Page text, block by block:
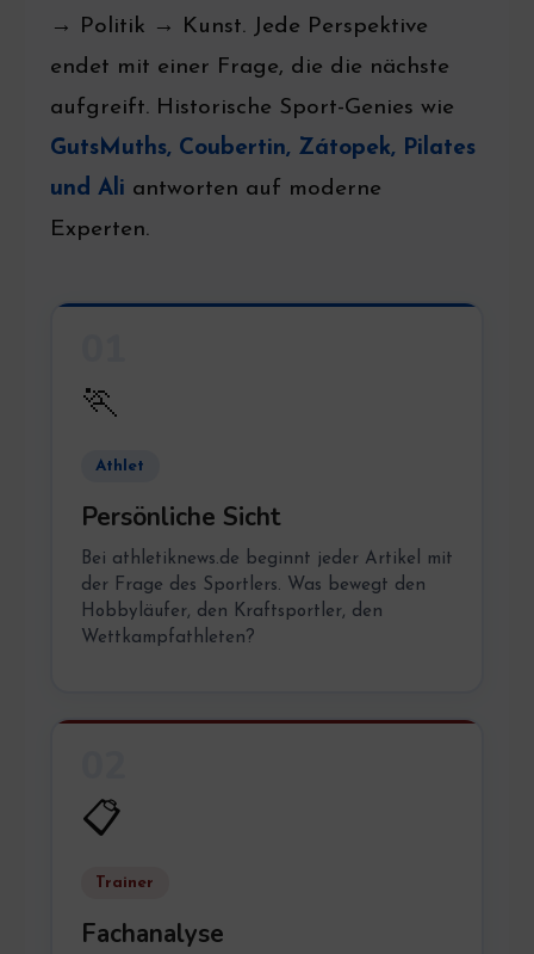
→ Politik → Kunst. Jede Perspektive
endet mit einer Frage, die die nächste
aufgreift. Historische Sport-Genies wie
GutsMuths, Coubertin, Zátopek, Pilates
und Ali antworten auf moderne
Experten.
🏃
Athlet
Persönliche Sicht
Bei athletiknews.de beginnt jeder Artikel mit
der Frage des Sportlers. Was bewegt den
Hobbyläufer, den Kraftsportler, den
Wettkampfathleten?
📋
Trainer
Fachanalyse